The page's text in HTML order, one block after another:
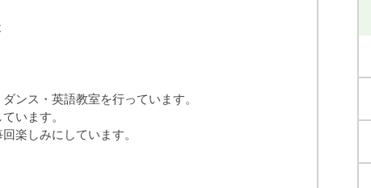
ンス・英語教室を行っています。
います。
楽しみにしています。